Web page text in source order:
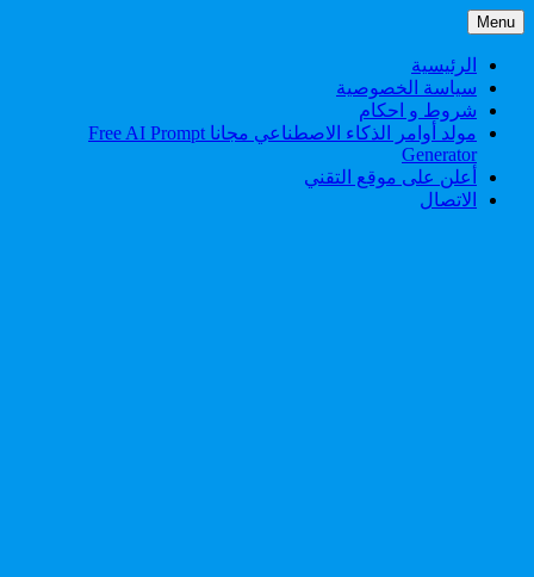
Skip
to
content
Menu
الرئيسية
سياسة الخصوصية
شروط و احكام
مولد أوامر الذكاء الاصطناعي مجانا Free AI Prompt
Generator
أعلن على موقع التقني
الاتصال